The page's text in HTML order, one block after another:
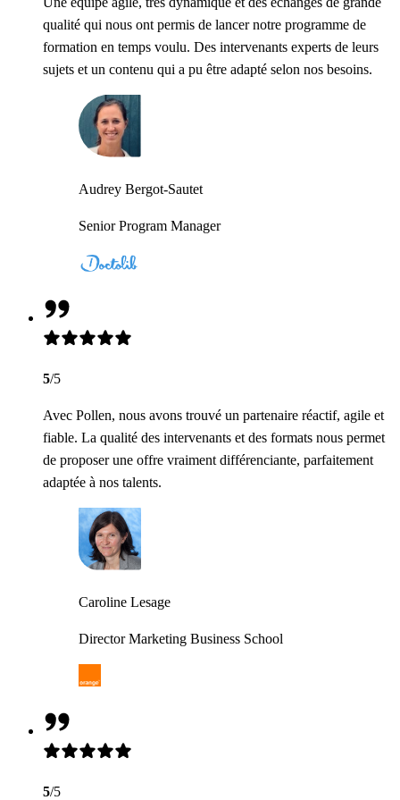
qualité qui nous ont permis de lancer notre programme de
formation en temps voulu. Des intervenants experts de leurs
sujets et un contenu qui a pu être adapté selon nos besoins.
Audrey Bergot-Sautet
Senior Program Manager
5/5
Avec Pollen, nous avons trouvé un partenaire réactif, agile et
fiable. La qualité des intervenants et des formats nous permet
de proposer une offre vraiment différenciante, parfaitement
adaptée à nos talents.
Caroline Lesage
Director Marketing Business School
5/5